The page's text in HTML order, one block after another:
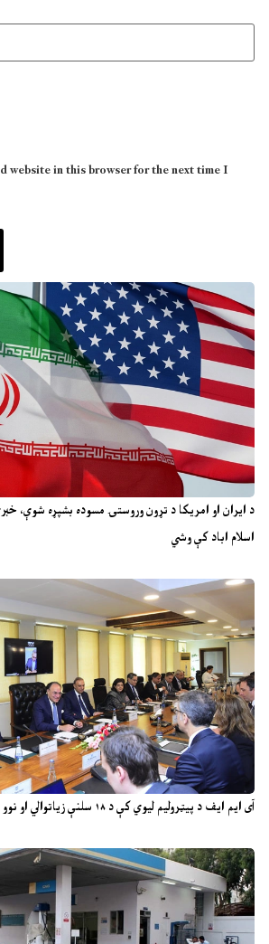
د ایران او امریکا د تړون وروستۍ مسوده بشپړه شوې،
اسلام اباد کې وشي
آی ایم ایف د پیټرولیم لیوي کې د ۱۸ سلنې زیاتوالي او نوو مالیو سپارښتنه کړې
website in this browser for the next time I